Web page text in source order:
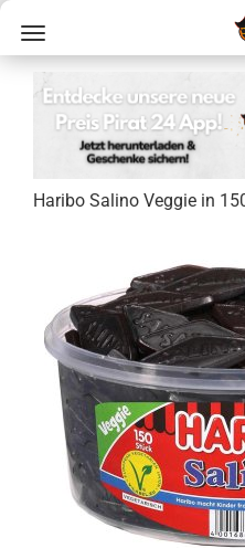
Ha­ri­bo Sa­li­no Ve­g­gie in